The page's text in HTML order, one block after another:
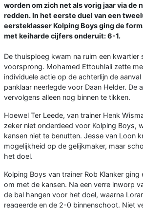
worden om zich net als vorig jaar via de
redden. In het eerste duel van een
eersteklasser Kolping Boys ging de
met keiharde cijfers onderuit: 6-1.
De thuisploeg kwam na ruim een kwartier
voorsprong. Mohamed Ettouhlali zette
individuele actie op de achterlijn de
panklaar neerlegde voor Daan Helder. De
vervolgens alleen nog binnen te tikken.
Hoewel Ter Leede, van trainer Henk
zeker niet onderdeed voor Kolping Boys,
kansen niet te benutten. Jesse van Loon
mogelijkheid op de gelijkmaker, maar
het doel.
Kolping Boys van trainer Rob Klanker
om met de kansen. Na een verre inworp
de bal hangen voor het doel, waarna
reageerde en de 2-0 binnenschoot. Niet